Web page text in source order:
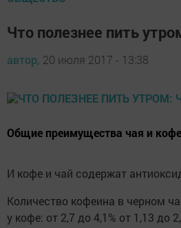
Что полезнее пить
автор, 20 июля 2017 - 13:38
Общие преимущества чая и кофе
И кофе и чай содержат
Количество кофеина в черном
у кофе: от 2,7 до 4,1% от 1,13 до